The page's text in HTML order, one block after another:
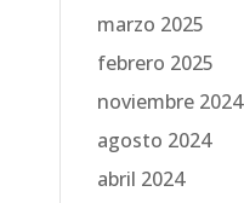
marzo 2025
febrero 2025
noviembre 2024
agosto 2024
abril 2024